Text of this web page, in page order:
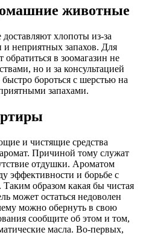
животные
хлопоты из-за
и неприятных запахов. Для
в зоомагазин не
но и за консультацией
бороться с шерстью на
запахами.
и чистящие средства
Причиной тому служат
отдушки. Ароматом
эффективности и борьбе с
образом какая бы чистая
может остаться недоволен
можно обернуть в свою
сообщите об этом и том,
масла. Во-первых,